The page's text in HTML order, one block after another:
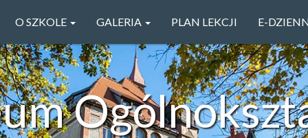
O SZKOLE GALERIA PLAN LEKCJI E-